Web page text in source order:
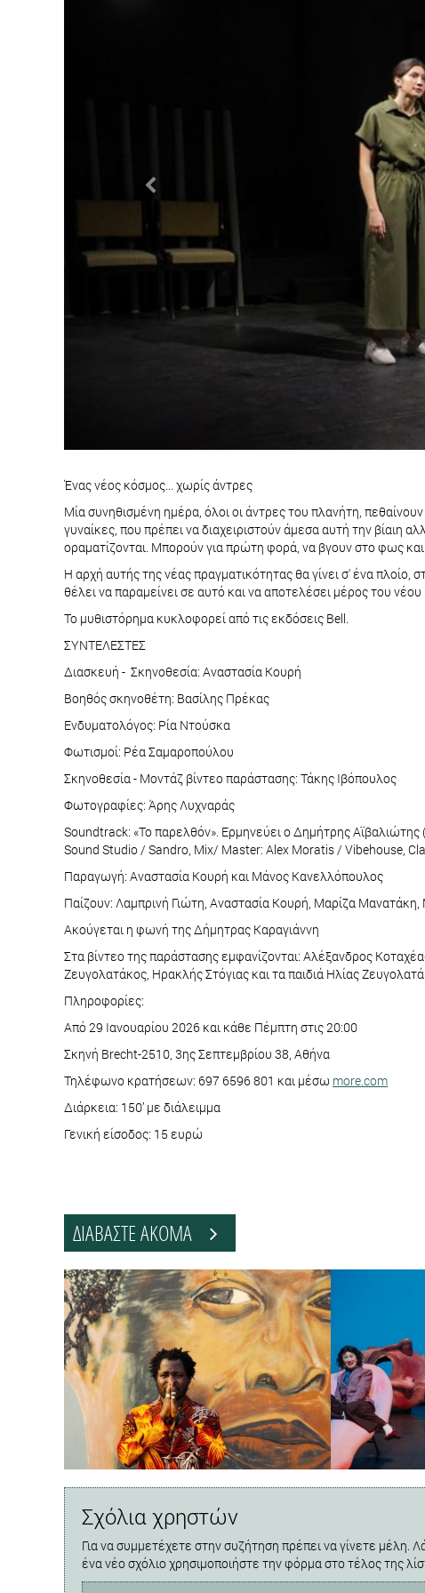
Ένας νέος κόσμος... χωρίς άντρες
Μία συνηθισμένη ημέρα, όλοι οι άντρες του πλανήτη,
γυναίκες, που πρέπει να διαχειριστούν άμεσα αυτή την
οραματίζονται. Μπορούν για πρώτη φορά, να βγουν στο φως
Η αρχή αυτής της νέας πραγματικότητας θα γίνει σ' ένα πλοίο,
θέλει να παραμείνει σε αυτό και να αποτελέσει μέρος του
Το μυθιστόρημα κυκλοφορεί από τις εκδόσεις Bell.
ΣΥΝΤΕΛΕΣΤΕΣ
Διασκευή - Σκηνοθεσία: Αναστασία Κουρή
Βοηθός σκηνοθέτη: Βασίλης Πρέκας
Ενδυματολόγος: Ρία Ντούσκα
Φωτισμοί: Ρέα Σαμαροπούλου
Σκηνοθεσία - Μοντάζ βίντεο παράστασης: Τάκης Ιβόπουλος
Φωτογραφίες: Άρης Λυχναράς
Soundtrack: «Το παρελθόν». Ερμηνεύει ο Δημήτρης
Sound Studio / Sandro, Mix/ Master: Alex Moratis / Vibehouse,
Παραγωγή: Αναστασία Κουρή και Μάνος Κανελλόπουλος
Παίζουν: Λαμπρινή Γιώτη, Αναστασία Κουρή, Μαρίζα
Ακούγεται η φωνή της Δήμητρας Καραγιάννη
Στα βίντεο της παράστασης εμφανίζονται: Αλέξανδρος
Ζευγολατάκος, Ηρακλής Στόγιας και τα παιδιά Ηλίας
Πληροφορίες:
Από 29 Ιανουαρίου 2026 και κάθε Πέμπτη στις 20:00
Σκηνή Brecht-2510, 3ης Σεπτεμβρίου 38, Αθήνα
Τηλέφωνο κρατήσεων: 697 6596 801 και μέσω more.com
Διάρκεια: 150’ με διάλειμμα
Γενική είσοδος: 15 ευρώ
ΔΙΑΒΑΣΤΕ ΑΚΟΜΑ
Σχόλια χρηστών
Για να συμμετέχετε στην συζήτηση πρέπει να γίνετε μέλη.
ένα νέο σχόλιο χρησιμοποιήστε την φόρμα στο τέλος της